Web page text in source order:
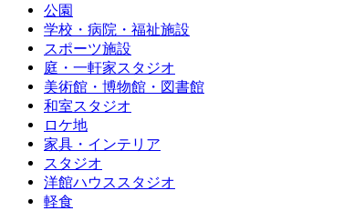
公園
学校・病院・福祉施設
スポーツ施設
庭・一軒家スタジオ
美術館・博物館・図書館
和室スタジオ
ロケ地
家具・インテリア
スタジオ
洋館ハウススタジオ
軽食